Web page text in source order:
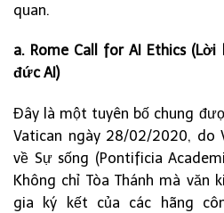
quan.
a. Rome Call for AI Ethics
đức AI)
Đây là một tuyên bố chung
Vatican ngày 28/02/2020, do
về Sự sống (Pontificia
Không chỉ Tòa Thánh mà văn
gia ký kết của các hãng